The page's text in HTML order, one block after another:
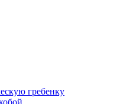
гребенку